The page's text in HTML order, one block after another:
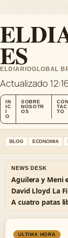
ES
ELDIARIOGLOBAL
Actualizado
IN
IC
I
O
SOBRE
NOSOTR
OS
CON
TAC
TO
BLOG ECONOMIA
NEWS DESK
Aguilera y Meni
David Lloyd La
A cuatro patas
ULTIMA HORA